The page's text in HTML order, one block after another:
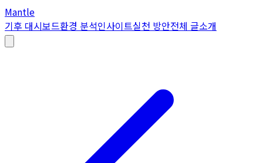
Mantle
기후 대시보드환경 분석인사이트실천 방안전체 글소개